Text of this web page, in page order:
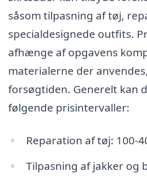
såsom tilpasning af tøj,
specialdesignede outfits.
afhænge af opgavens
materialerne der
forsøgtiden. Generelt kan
følgende prisintervaller:
Reparation af tøj: 100-
Tilpasning af jakker og